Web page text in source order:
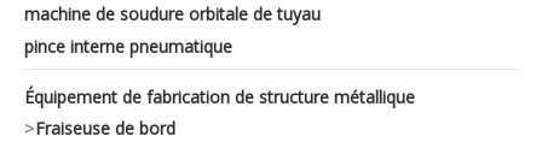
machine de soudure orbitale de tuyau
pince interne pneumatique
Équipement de fabrication de structure métallique
>Fraiseuse de bord